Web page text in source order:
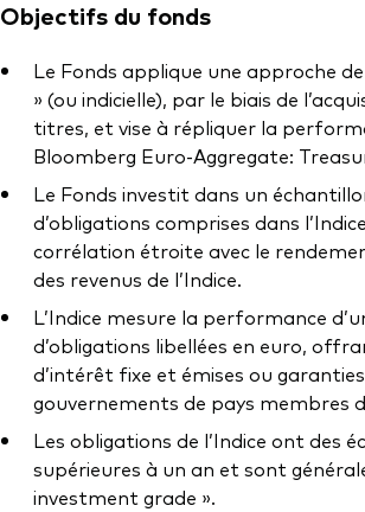
Objectifs du fonds
Le Fonds applique une approche
» (ou indicielle), par le biais de
titres, et vise à répliquer la
Bloomberg Euro-Aggregate:
Le Fonds investit dans un
d’obligations comprises dans
corrélation étroite avec le
des revenus de l’Indice.
L’Indice mesure la performance
d’obligations libellées en euro,
d’intérêt fixe et émises ou
gouvernements de pays membres
Les obligations de l’Indice ont des
supérieures à un an et sont
investment grade ».